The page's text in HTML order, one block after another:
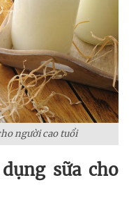
người cao tuổi
sữa cho